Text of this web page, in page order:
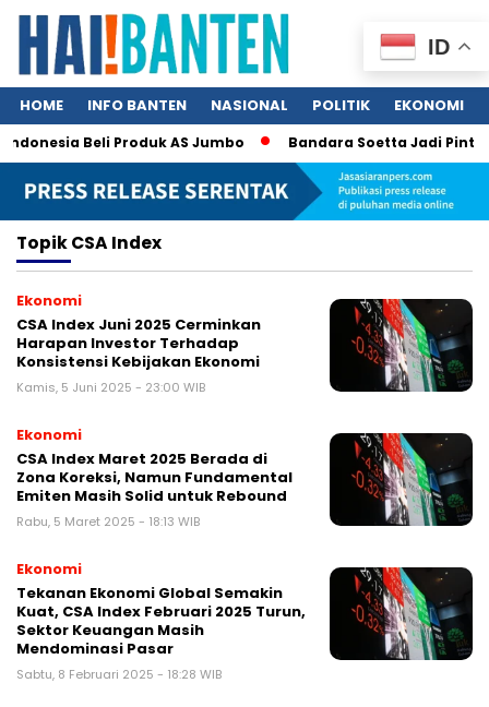
HOME INFO BANTEN NASIONAL POLITIK EKONOMI
Beli Produk AS Jumbo Bandara Soetta Jadi Pintu
TopikCSA Index
Ekonomi
CSA Index Juni 2025 Cerminkan
Harapan Investor Terhadap
Konsistensi Kebijakan Ekonomi
Kamis, 5 Juni 2025 - 23:00 WIB
Ekonomi
CSA Index Maret 2025 Berada di
Zona Koreksi, Namun Fundamental
Emiten Masih Solid untuk Rebound
Rabu, 5 Maret 2025 - 18:13 WIB
Ekonomi
Tekanan Ekonomi Global Semakin
Kuat, CSA Index Februari 2025 Turun,
Sektor Keuangan Masih
Mendominasi Pasar
Sabtu, 8 Februari 2025 - 18:28 WIB
ID